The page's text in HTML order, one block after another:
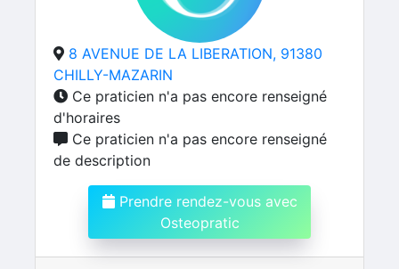
8 AVENUE DE LA LIBERATION, 91380
CHILLY-MAZARIN
Ce praticien n'a pas encore renseigné
d'horaires
Ce praticien n'a pas encore renseigné
de description
Prendre rendez-vous avec
Osteopratic